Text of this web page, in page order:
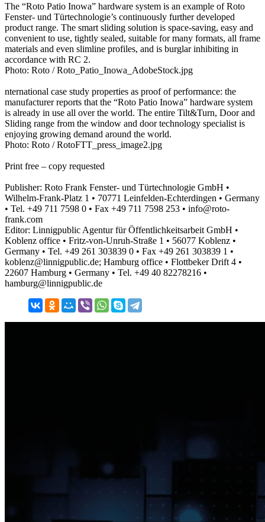
The “Roto Patio Inowa” hardware system is an example of Roto
Fenster- und Türtechnologie’s continuously further developed
product range. The smart sliding solution is space-saving, easy and
convenient to use, tightly sealed, suitable for many formats, all frame
materials and even slimline profiles, and is burglar inhibiting in
accordance with RC 2.
Photo: Roto / Roto_Patio_Inowa_AdobeStock.jpg
nternational case study properties as proof of performance: the
manufacturer reports that the “Roto Patio Inowa” hardware system
is already in use all over the world. The entire Tilt&Turn, Door and
Sliding range from the window and door technology specialist is
enjoying growing demand around the world.
Photo: Roto / RotoFTT_press_image2.jpg
Print free – copy requested
Publisher: Roto Frank Fenster- und Türtechnologie GmbH •
Wilhelm-Frank-Platz 1 • 70771 Leinfelden-Echterdingen • Germany
• Tel. +49 711 7598 0 • Fax +49 711 7598 253 • info@roto-
frank.com
Editor: Linnigpublic Agentur für Öffentlichkeitsarbeit GmbH •
Koblenz office • Fritz-von-Unruh-Straße 1 • 56077 Koblenz •
Germany • Tel. +49 261 303839 0 • Fax +49 261 303839 1 •
koblenz@linnigpublic.de; Hamburg office • Flottbeker Drift 4 •
22607 Hamburg • Germany • Tel. +49 40 82278216 •
hamburg@linnigpublic.de